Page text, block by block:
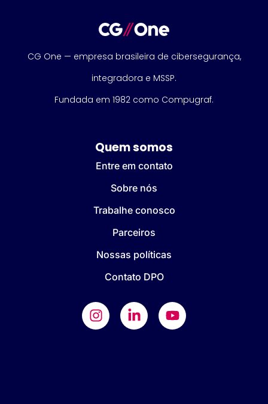
CG One — empresa brasileira de cibersegurança,
integradora e MSSP.
Fundada em 1982 como Compugraf.
Quem somos
Entre em contato
Sobre nós
Trabalhe conosco
Parceiros
Nossas políticas
Contato DPO